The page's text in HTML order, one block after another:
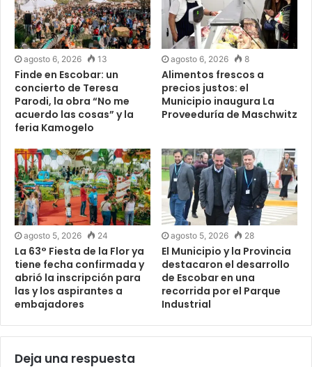
agosto 6, 2026 13
Finde en Escobar: un
concierto de Teresa
Parodi, la obra “No me
acuerdo las cosas” y la
feria Kamogelo
agosto 6, 2026 8
Alimentos frescos a
precios justos: el
Municipio inaugura La
Proveeduría de Maschwitz
agosto 5, 2026 24
La 63° Fiesta de la Flor ya
tiene fecha confirmada y
abrió la inscripción para
las y los aspirantes a
embajadores
agosto 5, 2026 28
El Municipio y la Provincia
destacaron el desarrollo
de Escobar en una
recorrida por el Parque
Industrial
Deja una respuesta